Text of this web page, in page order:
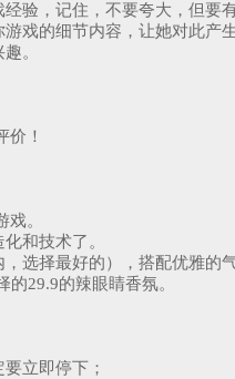
验，记住，不要夸大，但要有
戏的细节内容，让她对此产生
。
价！
。
和技术了。
选择最好的），搭配优雅的
29.9的辣眼睛香氛。
立即停下；